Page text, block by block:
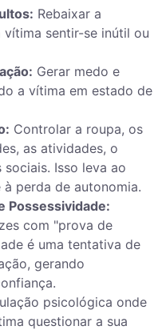
Rebaixar a
sentir-se inútil ou
Gerar medo e
a vítima em estado de
Controlar a roupa, os
as atividades, o
Isso leva ao
perda de autonomia.
Possessividade:
com "prova de
é uma tentativa de
gerando
psicológica onde
questionar a sua